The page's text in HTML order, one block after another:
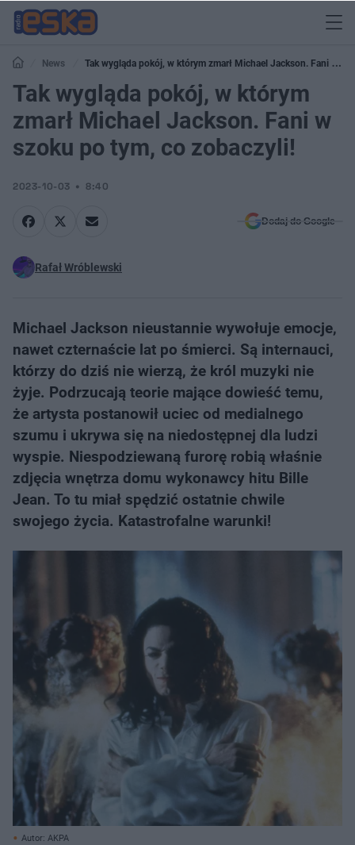
News
Tak wygląda pokój, w którym zmarł Michael Jackson. Fani w
szoku po tym, co zobaczyli!
Tak wygląda pokój, w którym
zmarł Michael Jackson. Fani w
szoku po tym, co zobaczyli!
2023-10-03 8:40
Dodaj do Google
Rafał Wróblewski
Michael Jackson nieustannie wywołuje emocje,
nawet czternaście lat po śmierci. Są internauci,
którzy do dziś nie wierzą, że król muzyki nie
żyje. Podrzucają teorie mające dowieść temu,
że artysta postanowił uciec od medialnego
szumu i ukrywa się na niedostępnej dla ludzi
wyspie. Niespodziewaną furorę robią właśnie
zdjęcia wnętrza domu wykonawcy hitu Bille
Jean. To tu miał spędzić ostatnie chwile
swojego życia. Katastrofalne warunki!
Autor: AKPA